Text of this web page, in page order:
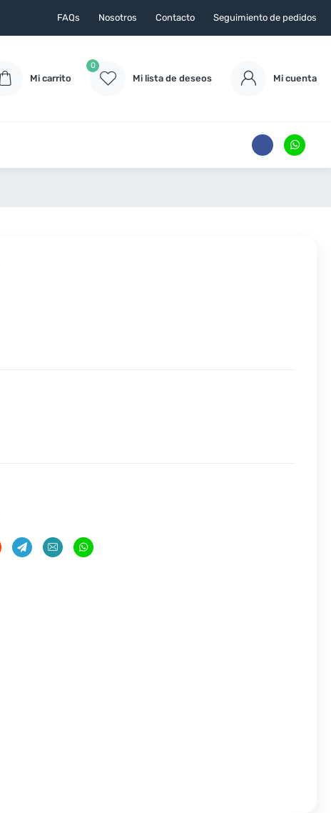
FAQs Nosotros Contacto Seguimiento de pedidos
Mi carrito
0
Mi lista de deseos Mi cuenta